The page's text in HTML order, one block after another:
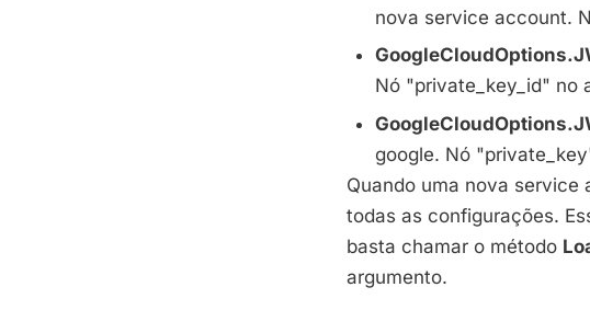
nova service account.
GoogleCloudOptions.
Nó "private_key_id" no
GoogleCloudOptions.
google. Nó
Quando uma nova
todas as configurações.
basta chamar o método
argumento.